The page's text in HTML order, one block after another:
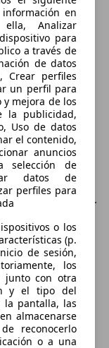
en
Analizar
para
a través de
de datos
Crear perfiles
un perfil para
mejora de los
la publicidad,
Uso de datos
el contenido,
anuncios
selección de
datos de
perfiles para
o los
(p.
de sesión,
los
junto con otra
y el tipo del
la pantalla, las
almacenarse
reconocerlo
o a una
pero en las
con una
Duster y
con el
a ello, es un
carretera sin
del
te arrepentirás.